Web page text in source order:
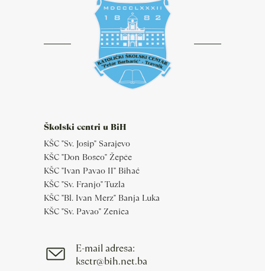
Školski centri u BiH
KŠC "Sv. Josip" Sarajevo
KŠC "Don Bosco" Žepče
KŠC "Ivan Pavao II" Bihać
KŠC "Sv. Franjo" Tuzla
KŠC "Bl. Ivan Merz" Banja Luka
KŠC "Sv. Pavao" Zenica
E-mail adresa:
ksctr@bih.net.ba